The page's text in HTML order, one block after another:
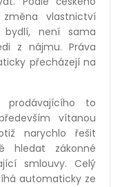
vlastnictví
není sama
z nájmu. Práva
přecházejí na
prodávajícího to
vítanou
narychlo řešit
hledat zákonné
smlouvy. Celý
automaticky ze